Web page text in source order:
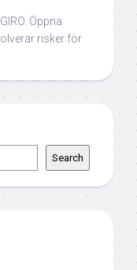
Öppna
risker för
Search